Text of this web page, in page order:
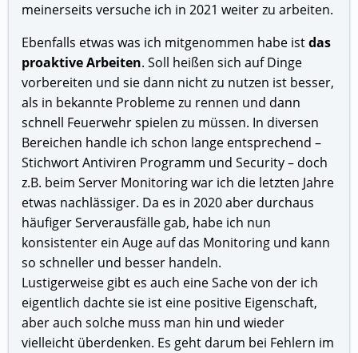
meinerseits versuche ich in 2021 weiter zu arbeiten.
Ebenfalls etwas was ich mitgenommen habe istdas
proaktive Arbeiten. Soll heißen sich auf Dinge
vorbereiten und sie dann nicht zu nutzen ist besser,
als in bekannte Probleme zu rennen und dann
schnell Feuerwehr spielen zu müssen. In diversen
Bereichen handle ich schon lange entsprechend –
Stichwort Antiviren Programm und Security – doch
z.B. beim Server Monitoring war ich die letzten Jahre
etwas nachlässiger. Da es in 2020 aber durchaus
häufiger Serverausfälle gab, habe ich nun
konsistenter ein Auge auf das Monitoring und kann
so schneller und besser handeln.
Lustigerweise gibt es auch eine Sache von der ich
eigentlich dachte sie ist eine positive Eigenschaft,
aber auch solche muss man hin und wieder
vielleicht überdenken. Es geht darum bei Fehlern im